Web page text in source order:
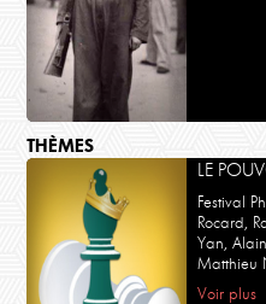
THÈMES
LE
Festival
Rocard,
Yan,
Matthieu
Voir plus